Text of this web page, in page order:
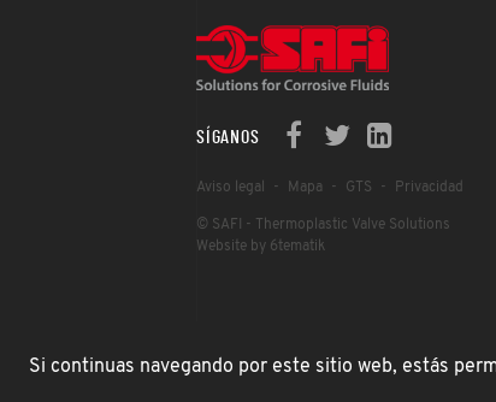
SÍGANOS
Aviso legal Mapa GTS Privacidad
© SAFI - Thermoplastic Valve Solutions
Website by 6tematik
Si continuas navegando por este sitio web, estás